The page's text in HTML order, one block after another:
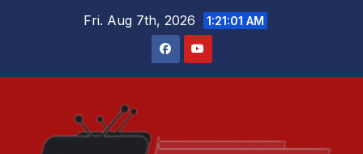
Fri. Aug 7th, 2026 1:21:01 AM